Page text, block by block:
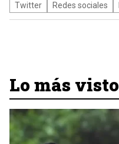
Twitter Redes sociales
Lo más visto